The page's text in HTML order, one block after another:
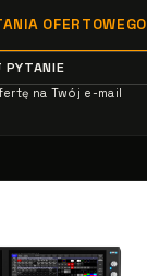
OFERTOWEGO
na Twój e-mail